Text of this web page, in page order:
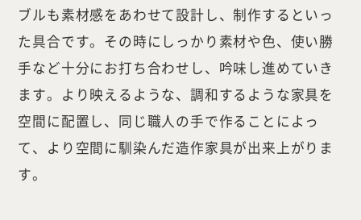
ブルも素材感をあわせて設計し、制作するといっ
た具合です。その時にしっかり素材や色、使い勝
手など十分にお打ち合わせし、吟味し進めていき
ます。より映えるような、調和するような家具を
空間に配置し、同じ職人の手で作ることによっ
て、より空間に馴染んだ造作家具が出来上がりま
す。